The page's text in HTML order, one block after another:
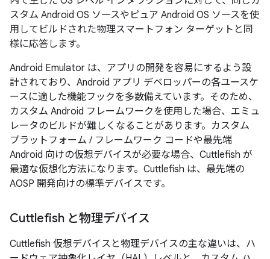
スタム Android OS ソースやピュア Android OS ソースを使
用してビルドされた物理スマートフォン ターゲットと同
様に応答します。
Android Emulator は、アプリの開発を容易にするよう設
計されており、Android アプリ デベロッパーの各ユースケ
ースに適した機能フックを多数備えています。そのため、
カスタム Android フレームワークを使用した場合、エミュ
レータのビルドが難しくなることがあります。カスタム
プラットフォーム / フレームワーク コードや最先端
Android 向けの仮想デバイスが必要な場合、Cuttlefish が
最適な仮想化方法になります。Cuttlefish は、最先端の
AOSP 開発向けの標準デバイスです。
Cuttlefish と物理デバイス
Cuttlefish 仮想デバイスと物理デバイスの主な違いは、ハ